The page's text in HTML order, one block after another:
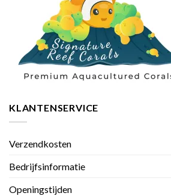
KLANTENSERVICE
Verzendkosten
Bedrijfsinformatie
Openingstijden